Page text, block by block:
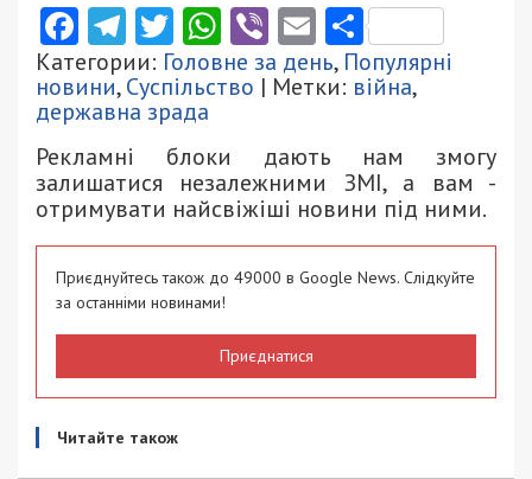
Facebook
Telegram
Twitter
WhatsApp
ViberEmail
Категории: Головне за день, Популярні
новини,Суспільство | Метки: війна,
державна зрада
Рекламні блоки дають нам змогу
залишатися незалежними ЗМІ, а вам -
отримувати найсвіжіші новини під ними.
Приєднуйтесь також до 49000 в Google News. Слідкуйте
за останніми новинами!
Приєднатися
Читайте також